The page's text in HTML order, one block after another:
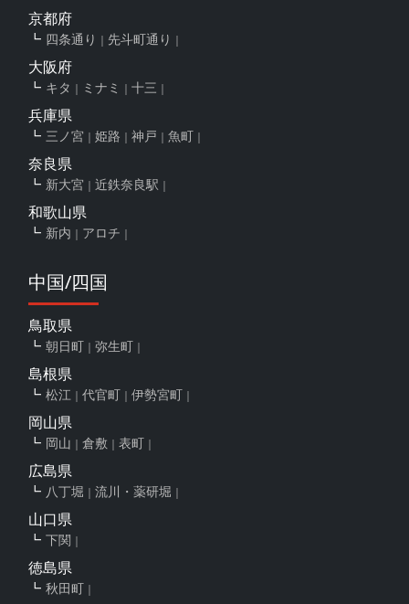
京都府
四条通り 先斗町通り
大阪府
キタ ミナミ 十三
兵庫県
三ノ宮 姫路 神戸 魚町
奈良県
新大宮 近鉄奈良駅
和歌山県
新内 アロチ
中国/四国
鳥取県
朝日町 弥生町
島根県
松江 代官町 伊勢宮町
岡山県
岡山 倉敷 表町
広島県
八丁堀 流川・薬研堀
山口県
下関
徳島県
秋田町